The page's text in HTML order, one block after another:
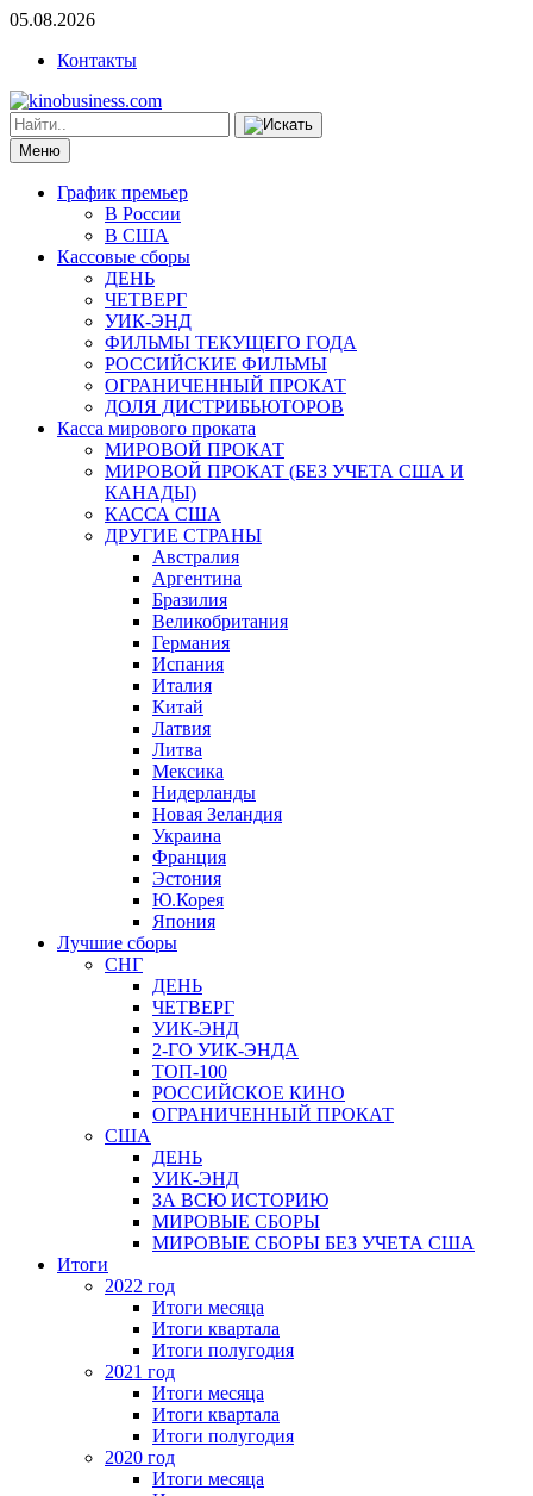
05.08.2026
Контакты
Меню
График премьер
В России
В США
Кассовые сборы
ДЕНЬ
ЧЕТВЕРГ
УИК-ЭНД
ФИЛЬМЫ ТЕКУЩЕГО ГОДА
РОССИЙСКИЕ ФИЛЬМЫ
ОГРАНИЧЕННЫЙ ПРОКАТ
ДОЛЯ ДИСТРИБЬЮТОРОВ
Касса мирового проката
МИРОВОЙ ПРОКАТ
МИРОВОЙ ПРОКАТ (БЕЗ УЧЕТА США И
КАНАДЫ)
КАССА США
ДРУГИЕ СТРАНЫ
Австралия
Аргентина
Бразилия
Великобритания
Германия
Испания
Италия
Китай
Латвия
Литва
Мексика
Нидерланды
Новая Зеландия
Украина
Франция
Эстония
Ю.Корея
Япония
Лучшие сборы
СНГ
ДЕНЬ
ЧЕТВЕРГ
УИК-ЭНД
2-ГО УИК-ЭНДА
ТОП-100
РОССИЙСКОЕ КИНО
ОГРАНИЧЕННЫЙ ПРОКАТ
США
ДЕНЬ
УИК-ЭНД
ЗА ВСЮ ИСТОРИЮ
МИРОВЫЕ СБОРЫ
МИРОВЫЕ СБОРЫ БЕЗ УЧЕТА США
Итоги
2022 год
Итоги месяца
Итоги квартала
Итоги полугодия
2021 год
Итоги месяца
Итоги квартала
Итоги полугодия
2020 год
Итоги месяца